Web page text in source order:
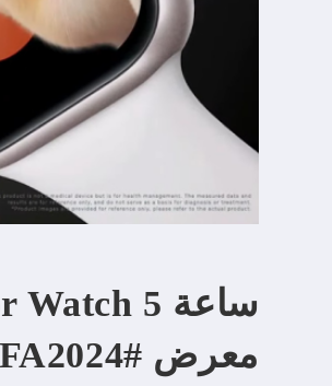
معرض #IFA2024